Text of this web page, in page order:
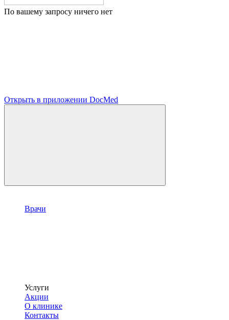
По вашему запросу ничего нет
Открыть в приложении DocMed
Врачи
Услуги
Акции
О клинике
Контакты